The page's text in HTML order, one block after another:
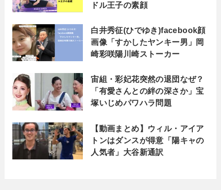
ドル王子の素顔
白井秀征(ひでゆき)facebook顔
画像「すかしたヤンキー男」岡
崎彩咲陽川崎ストーカー
宙組・彩妃花突然の退団なぜ？
「有愛さんとの絆の深さか」宝
塚いじめパワハラ問題
【動画まとめ】ウィル・アイア
トンはダンスが得意「陽キャの
人気者」大谷新通訳